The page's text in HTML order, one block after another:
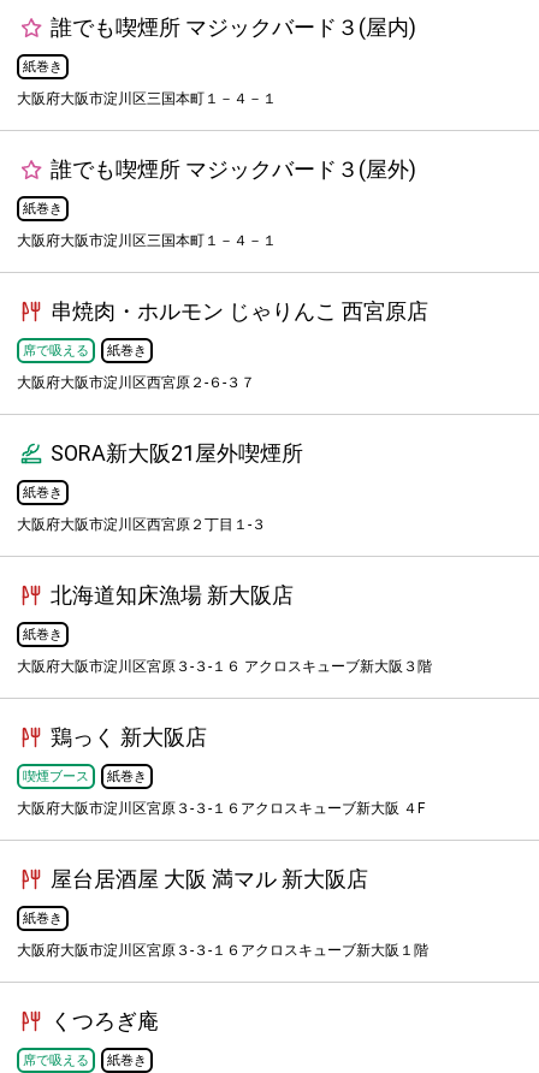
誰でも喫煙所 マジックバード３(屋内)
紙巻き
大阪府大阪市淀川区三国本町１－４－１
誰でも喫煙所 マジックバード３(屋外)
紙巻き
大阪府大阪市淀川区三国本町１－４－１
串焼肉・ホルモン じゃりんこ 西宮原店
席で吸える 紙巻き
大阪府大阪市淀川区西宮原２-６-３７
SORA新大阪21屋外喫煙所
紙巻き
大阪府大阪市淀川区西宮原２丁目１-３
北海道知床漁場 新大阪店
紙巻き
大阪府大阪市淀川区宮原３-３-１６ アクロスキューブ新大阪３階
鶏っく 新大阪店
喫煙ブース 紙巻き
大阪府大阪市淀川区宮原３-３-１６アクロスキューブ新大阪 ４F
屋台居酒屋 大阪 満マル 新大阪店
紙巻き
大阪府大阪市淀川区宮原３-３-１６アクロスキューブ新大阪１階
くつろぎ庵
席で吸える 紙巻き